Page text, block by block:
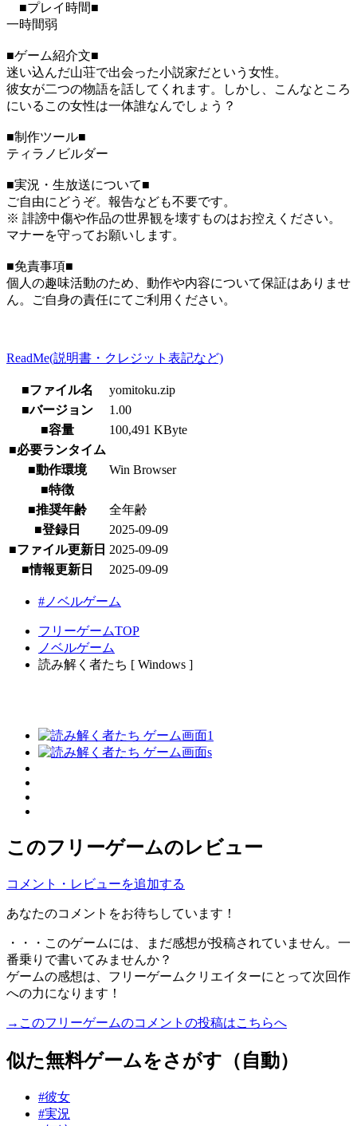
■プレイ時間■
一時間弱
■ゲーム紹介文■
迷い込んだ山荘で出会った小説家だという女性。
彼女が二つの物語を話してくれます。しかし、こんなところ
にいるこの女性は一体誰なんでしょう？
■制作ツール■
ティラノビルダー
■実況・生放送について■
ご自由にどうぞ。報告なども不要です。
※ 誹謗中傷や作品の世界観を壊すものはお控えください。
マナーを守ってお願いします。
■免責事項■
個人の趣味活動のため、動作や内容について保証はありませ
ん。ご自身の責任にてご利用ください。
ReadMe(説明書・クレジット表記など)
■ファイル名
yomitoku.zip
■バージョン
1.00
■容量
100,491 KByte
■必要ランタイム
■動作環境
Win Browser
■特徴
■推奨年齢
全年齢
■登録日
2025-09-09
■ファイル更新日 2025-09-09
■情報更新日
2025-09-09
#ノベルゲーム
フリーゲームTOP
ノベルゲーム
読み解く者たち [ Windows ]
このフリーゲームのレビュー
コメント・レビューを追加する
あなたのコメントをお待ちしています！
・・・このゲームには、まだ感想が投稿されていません。一
番乗りで書いてみませんか？
ゲームの感想は、フリーゲームクリエイターにとって次回作
への力になります！
→このフリーゲームのコメントの投稿はこちらへ
似た無料ゲームをさがす（自動）
#彼女
#実況